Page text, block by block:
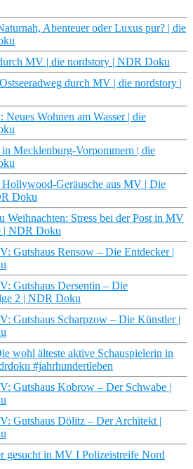
Abenteuer oder Luxus pur? | die
MV | die nordstory | NDR Doku
durch MV | die nordstory |
Wohnen am Wasser | die
Mecklenburg-Vorpommern | die
Geräusche aus MV | Die
Doku
Weihnachten: Stress bei der Post in MV
| NDR Doku
Gutshaus Rensow – Die Entdecker |
Gutshaus Dersentin – Die
2 | NDR Doku
Gutshaus Scharpzow – Die Künstler |
wohl älteste aktive Schauspielerin in
#jahrhundertleben
Gutshaus Kobrow – Der Schwabe |
Gutshaus Dölitz – Der Architekt |
gesucht in MV I Polizeistreife Nord